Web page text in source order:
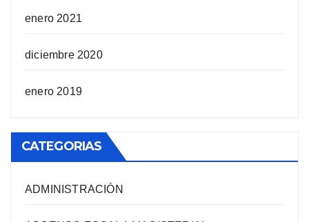
enero 2021
diciembre 2020
enero 2019
CATEGORIAS
ADMINISTRACIÓN